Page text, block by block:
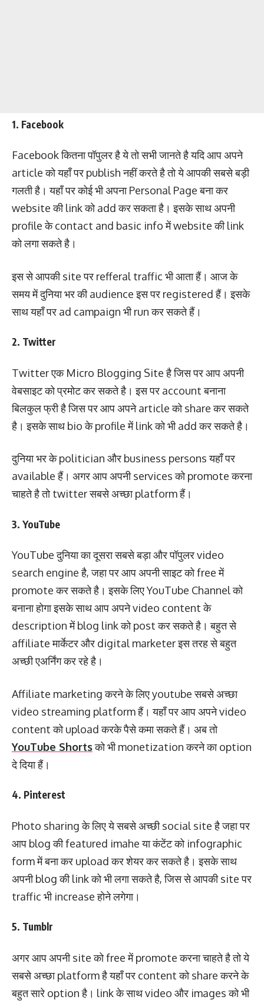
1. Facebook
Facebook कितना पॉपुलर है ये तो सभी जानते है यदि आप अपने
article को यहाँ पर publish नहीं करते है तो ये आपकी सबसे बड़ी
गलती है। यहाँ पर कोई भी अपना Personal Page बना कर
website की link को add कर सकता है। इसके साथ अपनी
profile के contact and basic info में website की link
को लगा सकते है।
इस से आपकी site पर refferal traffic भी आता हैं। आज के
समय में दुनिया भर की audience इस पर registered हैं। इसके
साथ यहाँ पर ad campaign भी run कर सकते हैं।
2. Twitter
Twitter एक Micro Blogging Site है जिस पर आप अपनी
वेबसाइट को प्रमोट कर सकते है। इस पर account बनाना
बिलकुल फ्री है जिस पर आप अपने article को share कर सकते
है। इसके साथ bio के profile में link को भी add कर सकते है।
दुनिया भर के politician और business persons यहाँ पर
available हैं। अगर आप अपनी services को promote करना
चाहते है तो twitter सबसे अच्छा platform हैं।
3. YouTube
YouTube दुनिया का दूसरा सबसे बड़ा और पॉपुलर video
search engine है, जहा पर आप अपनी साइट को free में
promote कर सकते है। इसके लिए YouTube Channel को
बनाना होगा इसके साथ आप अपने video content के
description में blog link को post कर सकते है। बहुत से
affiliate मार्केटर और digital marketer इस तरह से बहुत
अच्छी एअर्निंग कर रहे है।
Affiliate marketing करने के लिए youtube सबसे अच्छा
video streaming platform हैं। यहाँ पर आप अपने video
content को upload करके पैसे कमा सकते हैं। अब तो
YouTube Shortsको भी monetization करने का option
दे दिया हैं।
4. Pinterest
Photo sharing के लिए ये सबसे अच्छी social site है जहा पर
आप blog की featured imahe या कंटेंट को infographic
form में बना कर upload कर शेयर कर सकते है। इसके साथ
अपनी blog की link को भी लगा सकते है, जिस से आपकी site पर
traffic भी increase होने लगेगा।
5. Tumblr
अगर आप अपनी site को free में promote करना चाहते है तो ये
सबसे अच्छा platform है यहाँ पर content को share करने के
बहुत सारे option है। link के साथ video और images को भी